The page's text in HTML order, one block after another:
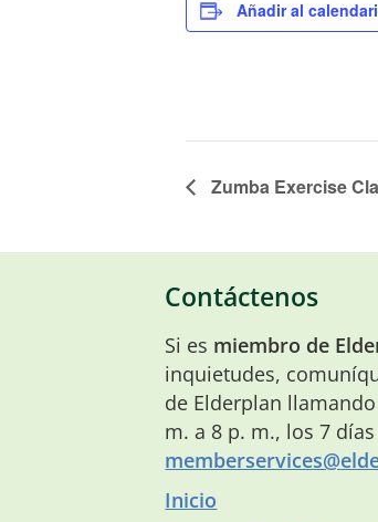
Añadir al
Zumba Exercise
Contáctenos
Si es miembro de
inquietudes,
de Elderplan
m. a 8 p. m., los 7
Inicio